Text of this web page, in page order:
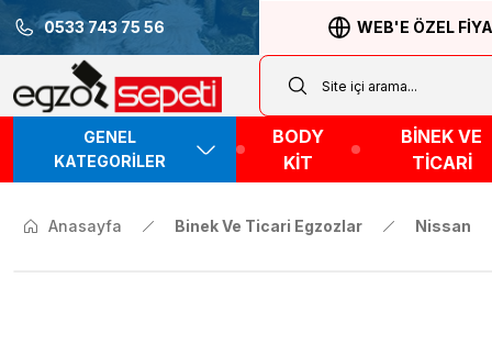
0533 743 75 56 WEB'E ÖZEL
GENEL
KATEGORİLER
BODY
KİT
BİNEK VE
TİCARİ
Anasayfa Binek Ve Ticari Egzozlar Nissan